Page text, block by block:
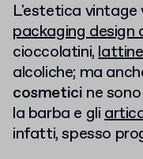
L'estetica vintage
packaging
cioccolatini,
alcoliche; ma
cosmetici ne
la barba e gli
infatti, spesso